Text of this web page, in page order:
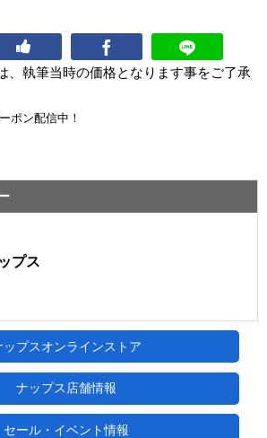
、執筆当時の価格となります事をご了承
ポン配信中！
プス
ップスオンラインストア
ナップス店舗情報
セール・イベント情報